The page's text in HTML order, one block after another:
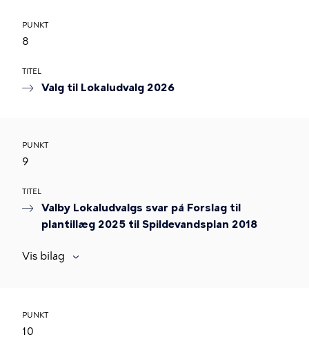
PUNKT
8
TITEL
Valg til Lokaludvalg 2026
PUNKT
9
TITEL
Valby Lokaludvalgs svar på Forslag til
plantillæg 2025 til Spildevandsplan 2018
Vis bilag
PUNKT
10